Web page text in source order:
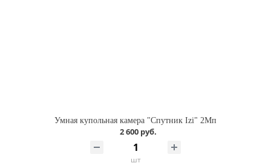
Умная купольная камера "Спутник Izi" 2Мп
2 600 руб.
шт